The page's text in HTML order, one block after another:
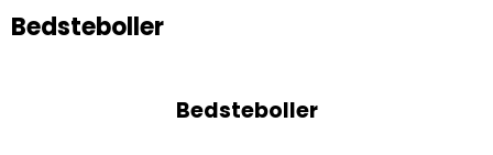
Bedsteboller
Bedsteboller